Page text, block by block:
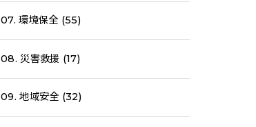
07. 環境保全 (55)
08. 災害救援 (17)
09. 地域安全 (32)